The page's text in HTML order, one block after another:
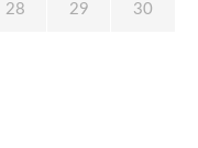
28 29 30